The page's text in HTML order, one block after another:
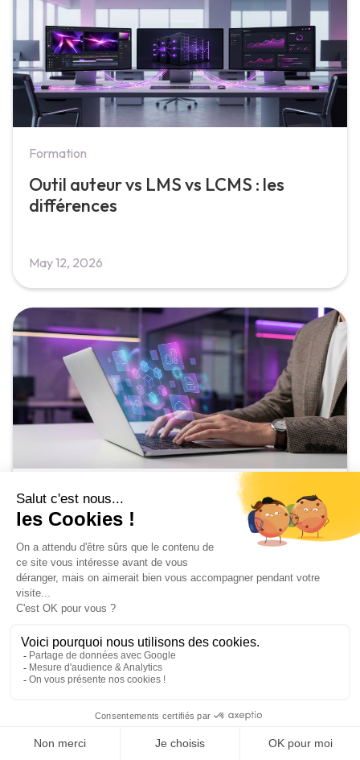
Formation
Outil auteur vs LMS vs LCMS : les
différences
May 12, 2026
Formation
Outil auteur : définition, types et
usages
May 8, 2026